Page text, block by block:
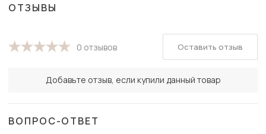
ОТЗЫВЫ
0 отзывов
Добавьте отзыв, если купили данный товар
Оставить отзыв
ВОПРОС-ОТВЕТ